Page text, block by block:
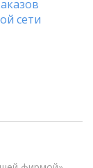
сети